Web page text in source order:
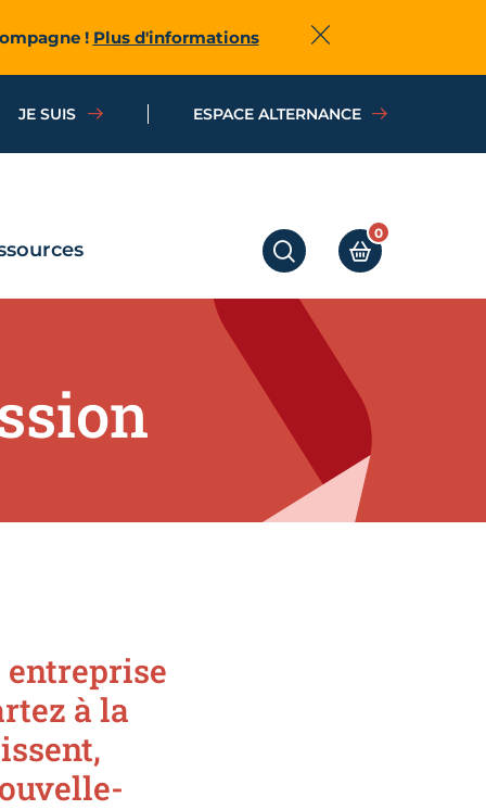
! Plus d'informations Fermer
JE SUIS ESPACE ALTERNANCE
RECHERCHERMON PANIER
0
entreprise
à la